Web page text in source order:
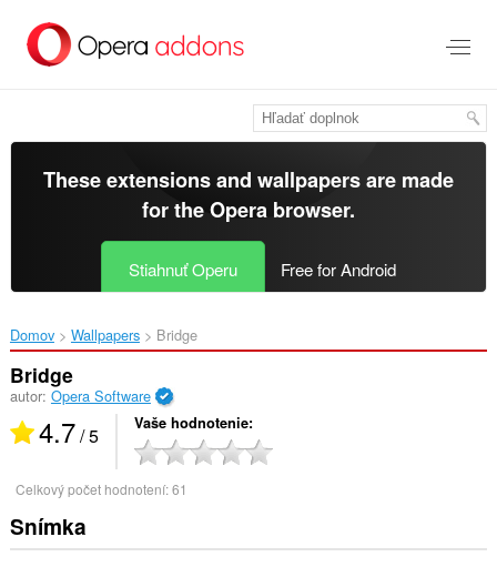
hlavný
These extensions and wallpapers are made
for theOpera browser.
Stiahnuť Operu Free for Android
Domov Wallpapers Bridge‎
Bridge
autor: Opera Software
4.7/ 5 Vaše hodnotenie
Celkový počet hodnotení:61
Snímka